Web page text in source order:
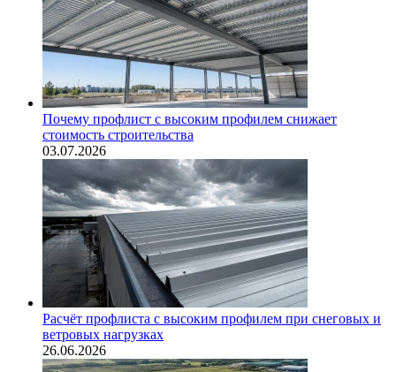
Почему профлист с высоким профилем снижает
стоимость строительства
03.07.2026
Расчёт профлиста с высоким профилем при снеговых и
ветровых нагрузках
26.06.2026